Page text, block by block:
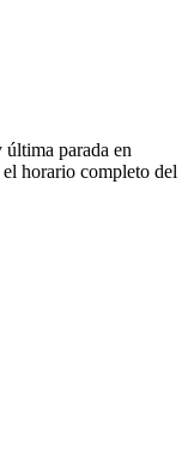
parada en
horario completo del